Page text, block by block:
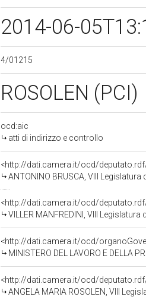
2014-06-
4/01215
ROSOLEN (PCI)
ocd:aic
atti di indirizzo e controllo
<http://dati.camera.it/ocd/
ANTONINO BRUSCA, VIII Legislatura
<http://dati.camera.it/ocd/
VILLER MANFREDINI, VIII Legislatura
<http://dati.camera.it/ocd/
MINISTERO DEL LAVORO E DELLA
<http://dati.camera.it/ocd/
ANGELA MARIA ROSOLEN, VIII